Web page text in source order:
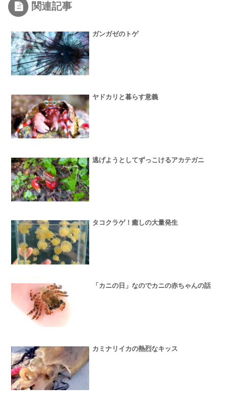
関連記事
ガンガゼのトゲ
ヤドカリと暮らす意義
逃げようとしてずっこけるアカテガニ
タコクラゲ！癒しの大量発生
「カニの日」なのでカニの赤ちゃんの話
カミナリイカの熱烈なキッス